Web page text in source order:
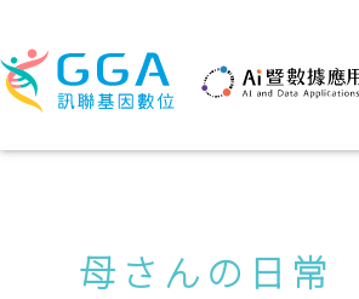
母さんの日常